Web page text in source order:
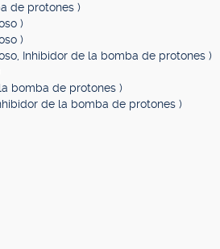
de protones )
)
)
Inhibidor de la bomba de protones )
bomba de protones )
de la bomba de protones )